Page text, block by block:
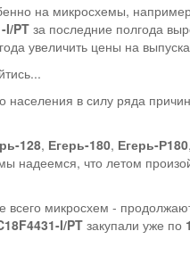
на микросхемы,
I/PT за последние полгода
увеличить цены на
населения в силу ряда
128, Егерь-180, Егерь-Р180,
надеемся, что летом
всего микросхем -
I/PT закупали уже по